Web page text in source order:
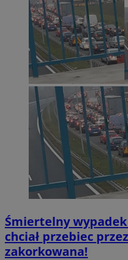
Śmiertelny
chciał przebiec
zakorkowana!